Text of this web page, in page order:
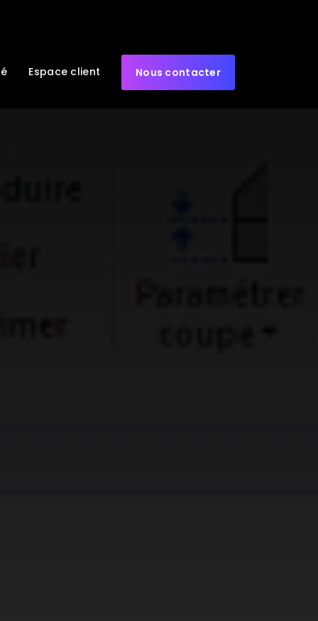
Espace client Nous contacter